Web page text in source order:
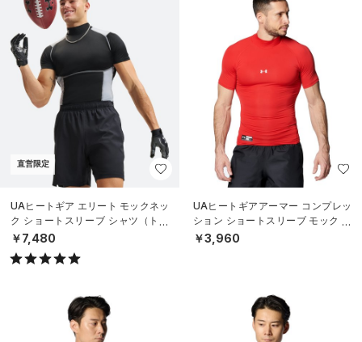
直営限定
UAヒートギア エリート モックネッ
ク ショートスリーブ シャツ（トレ
ーニング/MEN）
￥7,480
UAヒートギアアーマー コンプレッ
ション ショートスリーブ モック シ
ャツ（ベースボール/MEN）
￥3,960